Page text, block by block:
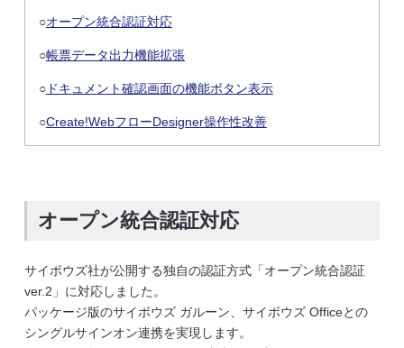
○オープン統合認証対応
○帳票データ出力機能拡張
○ドキュメント確認画面の機能ボタン表示
○Create!WebフローDesigner操作性改善
オープン統合認証対応
サイボウズ社が公開する独自の認証方式「オープン統合認証
ver.2」に対応しました。
パッケージ版のサイボウズ ガルーン、サイボウズ Officeとの
シングルサインオン連携を実現します。